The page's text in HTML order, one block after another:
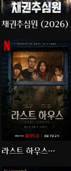
채권추심원 (2026)
라스트 하우스